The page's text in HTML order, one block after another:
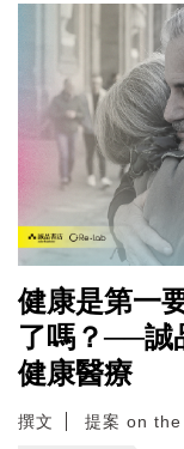
健康是第一
了嗎？──誠
健康醫療
撰文 提案 on